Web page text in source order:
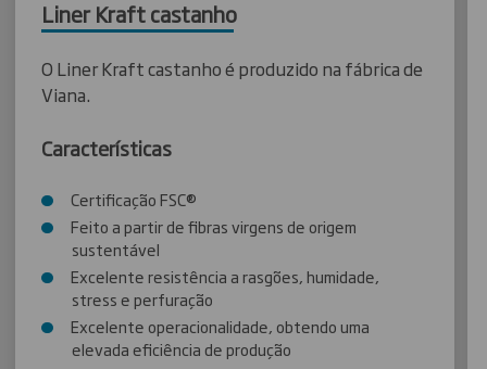
Liner Kraft castanho
O Liner Kraft castanho é produzido na fábrica de
Viana.
Características
Certificação FSC®
Feito a partir de fibras virgens de origem
sustentável
Excelente resistência a rasgões, humidade,
stress e perfuração
Excelente operacionalidade, obtendo uma
elevada eficiência de produção